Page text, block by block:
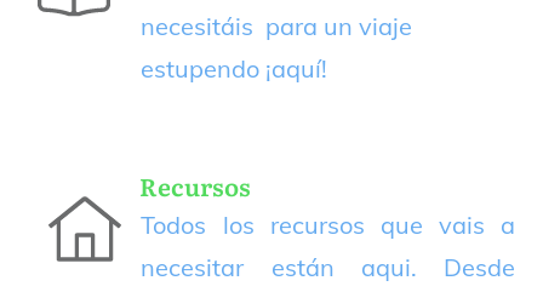
necesitáis para un viaje
estupendo ¡aquí!
Recursos
Todos los recursos que vais a
necesitar están aqui. Desde